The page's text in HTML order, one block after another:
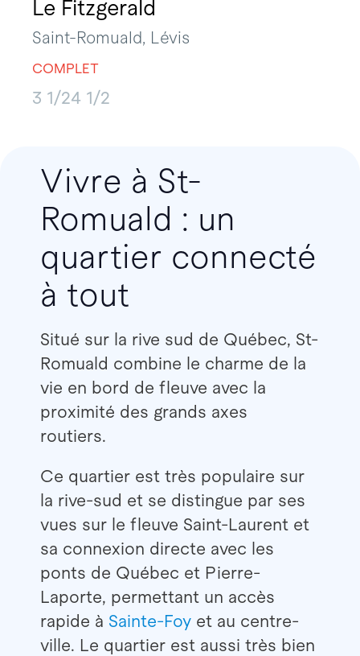
Le Fitzgerald
Saint-Romuald, Lévis
COMPLET
3 1/24 1/2
Vivre à St-
Romuald : un
quartier connecté
à tout
Situé sur la rive sud de Québec, St-
Romuald combine le charme de la
vie en bord de fleuve avec la
proximité des grands axes
routiers.
Ce quartier est très populaire sur
la rive-sud et se distingue par ses
vues sur le fleuve Saint-Laurent et
sa connexion directe avec les
ponts de Québec et Pierre-
Laporte, permettant un accès
rapide à Sainte-Foyet au centre-
ville. Le quartier est aussi très bien